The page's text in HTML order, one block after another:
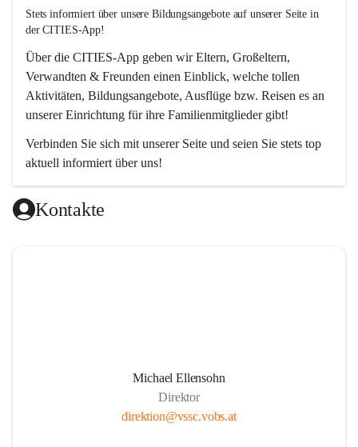
Stets informiert über unsere Bildungsangebote auf unserer Seite in
der CITIES-App!
Über die CITIES-App geben wir Eltern, Großeltern,
Verwandten & Freunden einen Einblick, welche tollen
Aktivitäten, Bildungsangebote, Ausflüge bzw. Reisen es an
unserer Einrichtung für ihre Familienmitglieder gibt!
Verbinden Sie sich mit unserer Seite und seien Sie stets top
aktuell informiert über uns!
Kontakte
Michael Ellensohn
Direktor
direktion@vssc.vobs.at